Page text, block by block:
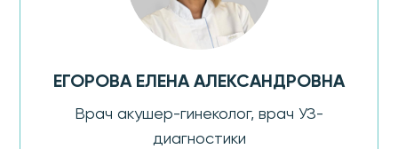
ЕГОРОВА ЕЛЕНА АЛЕКСАНДРОВНА
Врач акушер-гинеколог, врач УЗ-
диагностики